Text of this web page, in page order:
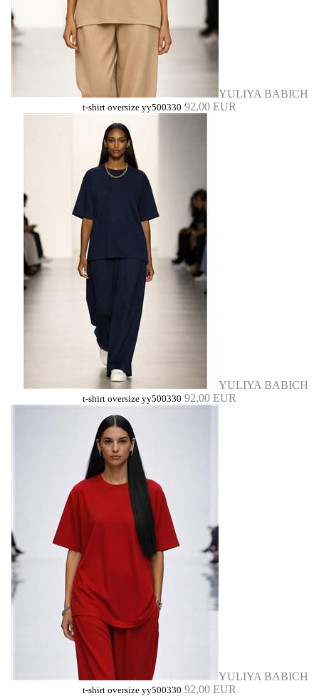
YULIYA BABICH
t-shirt oversize yy500330 92,00 EUR
YULIYA BABICH
t-shirt oversize yy500330 92,00 EUR
YULIYA BABICH
t-shirt oversize yy500330 92,00 EUR